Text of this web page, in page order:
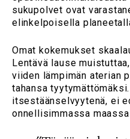
sukupolvet ovat
elinkelpoisella
Omat kokemukset
Lentävä lause
viiden lämpimän aterian
tahansa
itsestäänselvyytenä, ei
onnellisimmassa